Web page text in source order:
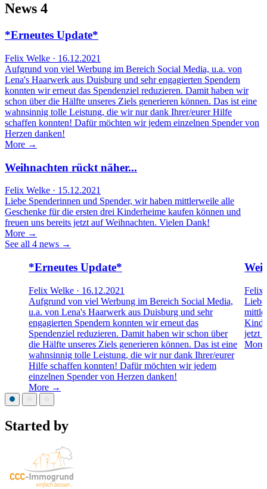
News 4
*Erneutes Update*
Felix Welke · 16.12.2021
Aufgrund von viel Werbung im Bereich Social Media, u.a. von
Lena's Haarwerk aus Duisburg und sehr engagierten Spendern
konnten wir erneut das Spendenziel reduzieren. Damit haben wir
schon über die Hälfte unseres Ziels generieren können. Das ist eine
wahnsinnig tolle Leistung, die wir nur dank Ihrer/eurer Hilfe
schaffen konnten! Dafür möchten wir jedem einzelnen Spender von
Herzen danken!
More →
Weihnachten rückt näher...
Felix Welke · 15.12.2021
Liebe Spenderinnen und Spender, wir haben mittlerweile alle
Geschenke für die ersten drei Kinderheime kaufen können und
freuen uns bereits jetzt auf Weihnachten. Vielen Dank!
More →
See all 4 news →
*Erneutes Update*
Felix Welke · 16.12.2021
Aufgrund von viel Werbung im Bereich Social Media,
u.a. von Lena's Haarwerk aus Duisburg und sehr
engagierten Spendern konnten wir erneut das
Spendenziel reduzieren. Damit haben wir schon über
die Hälfte unseres Ziels generieren können. Das ist eine
wahnsinnig tolle Leistung, die wir nur dank Ihrer/eurer
Hilfe schaffen konnten! Dafür möchten wir jedem
einzelnen Spender von Herzen danken!
More →
Felix
Liebe
jetzt
Started by